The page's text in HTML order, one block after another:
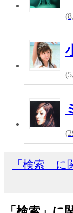
「検索」